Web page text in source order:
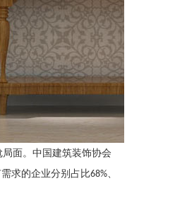
面。中国建筑装饰协会
求的企业分别占比68%、